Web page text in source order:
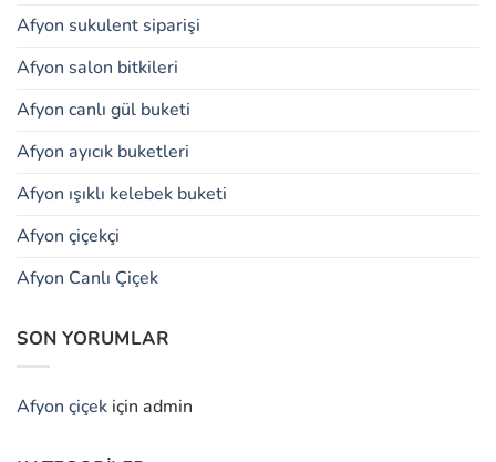
Afyon sukulent siparişi
Afyon salon bitkileri
Afyon canlı gül buketi
Afyon ayıcık buketleri
Afyon ışıklı kelebek buketi
Afyon çiçekçi
Afyon Canlı Çiçek
SON YORUMLAR
Afyon çiçek için admin